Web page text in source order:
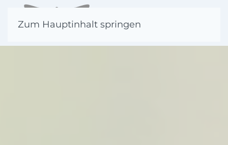
Zum Hauptinhalt springen